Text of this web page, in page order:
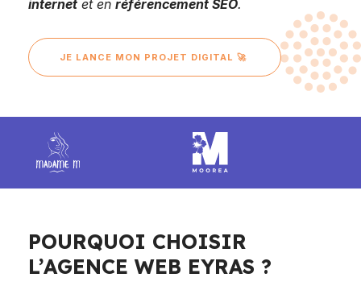
internet et en référencement SEO.
JE LANCE MON PROJET DIGITAL 🚀
POURQUOI CHOISIR
L’AGENCE WEB EYRAS ?